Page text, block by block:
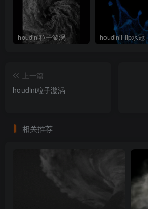
houdini粒子漩涡 houdiniFlip水冠
上一篇
houdini粒子漩涡
相关推荐